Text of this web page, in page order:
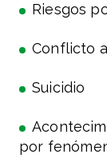
Riesgos
Conflicto
Suicidio
por